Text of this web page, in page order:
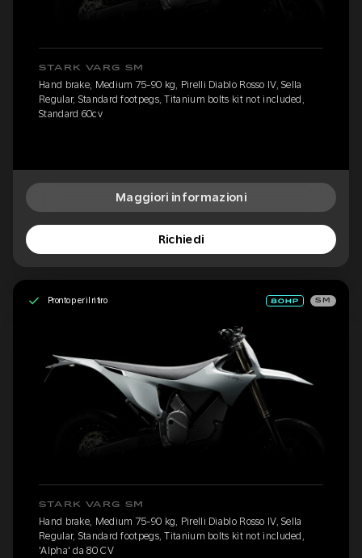
STARK VARG SM
Hand brake, Medium 75-90 kg, Pirelli Diablo Rosso IV, Sella
Regular, Standard footpegs, Titanium bolts kit not included,
Standard 60cv
Maggiori informazioni
Richiedi
Pronto per il ritiro SM
STARK VARG SM
Hand brake, Medium 75-90 kg, Pirelli Diablo Rosso IV, Sella
Regular, Standard footpegs, Titanium bolts kit not included,
'Alpha' da 80 CV